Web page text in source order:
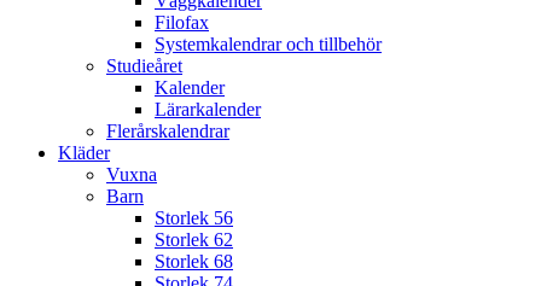
Filofax
Systemkalendrar och tillbehör
Studieåret
Kalender
Lärarkalender
Flerårskalendrar
Kläder
Vuxna
Barn
Storlek 56
Storlek 62
Storlek 68